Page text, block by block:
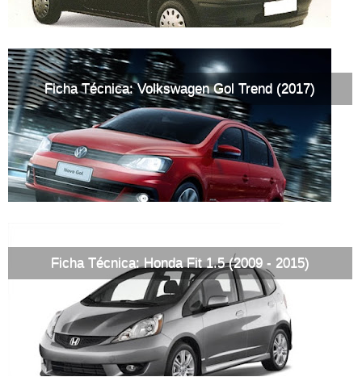
Ficha Técnica: Volkswagen Gol Trend (2017)
Ficha Técnica: Honda Fit 1.5 (2009 - 2015)